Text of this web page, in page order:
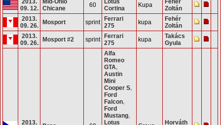
2013.
09. 12.
Mid-Ohio
Chicane
60
Lotus
Cortina
Kupa
Fehér
Zoltán
2013.
09. 26.
Mosport sprint
Ferrari
275
kupa
Fehér
Zoltán
2013.
09. 26.
Mosport #2 sprint
Ferrari
275
kupa
Takács
Gyula
2013.
Alfa
Romeo
GTA,
Austin
Mini
Cooper S,
Ford
Falcon,
Ford
Mustang,
Lotus
Horváth